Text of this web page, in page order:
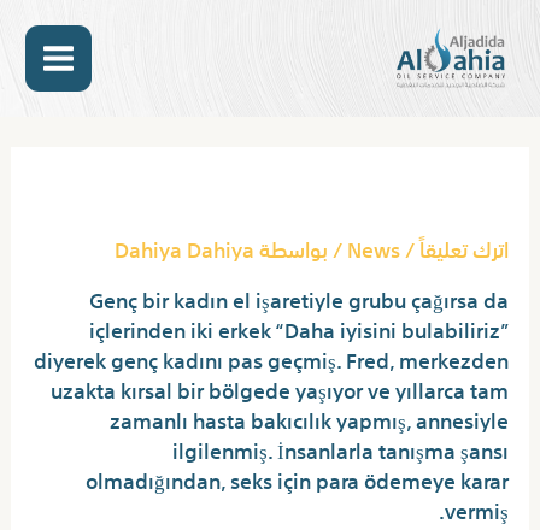
المحتوى
اترك تعليقاً/
News/ بواسطةDahiya Dahiya
Genç bir kadın el işaretiyle grubu çağırsa da
içlerinden iki erkek “Daha iyisini bulabiliriz”
diyerek genç kadını pas geçmiş. Fred, merkezden
uzakta kırsal bir bölgede yaşıyor ve yıllarca tam
zamanlı hasta bakıcılık yapmış, annesiyle
ilgilenmiş. İnsanlarla tanışma şansı
olmadığından, seks için para ödemeye karar
vermiş.